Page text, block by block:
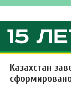
Казахстан